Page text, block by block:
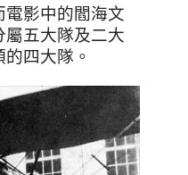
影中的閻海文
屬五大隊及二大
四大隊。